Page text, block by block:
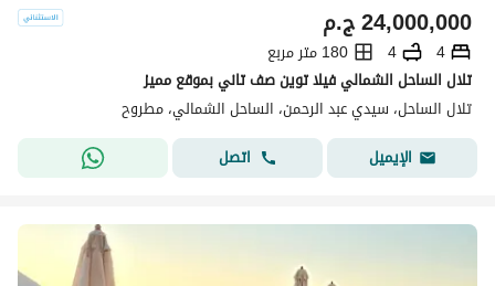
ج.م24,000,000
4
4
180 متر مربع
تلال الساحل الشمالي فيلا توين صف تاني بموقع مميز
تلال الساحل، سيدي عبد الرحمن، الساحل الشمالي، مطروح
الإيميل
اتصل